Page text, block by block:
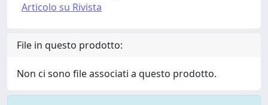
Articolo su Rivista
File in questo prodotto:
Non ci sono file associati a questo prodotto.